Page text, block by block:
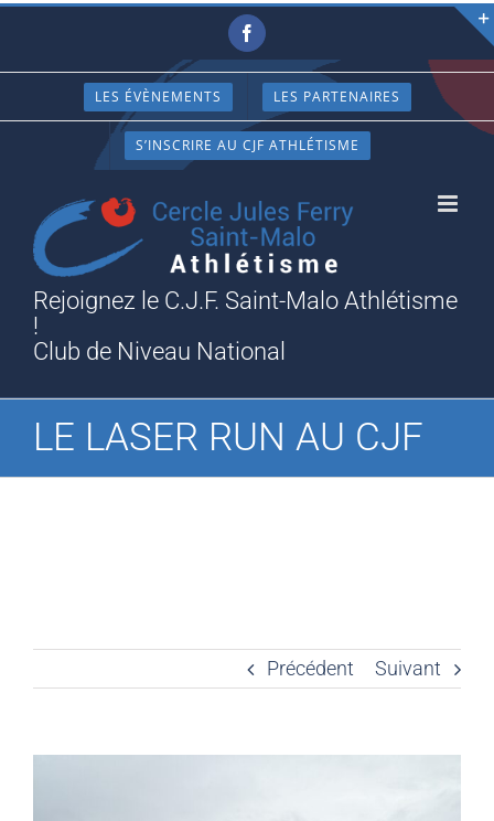
Passer
contenu
Facebook
LES ÉVÈNEMENTS LES PARTENAIRES
S’INSCRIRE AU CJF ATHLÉTISME
Rejoignez le C.J.F. Saint-Malo Athlétisme
!
Club de Niveau National
LE LASER RUN AU CJF
Précédent Suivant